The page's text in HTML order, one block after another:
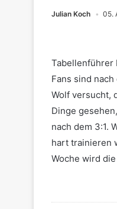
Julian Koch 05.
Tabellenführer
Fans sind
Wolf versucht,
Dinge
nach dem 3:1.
hart trainieren
Woche wird